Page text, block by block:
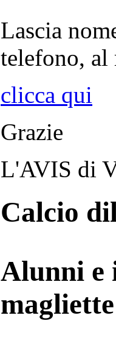
Lascia
telefono, al
clicca qui
Grazie
L'AVIS di
Calcio
Alunni e